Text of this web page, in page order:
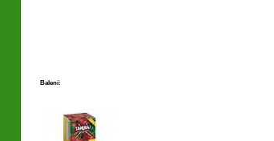
Balení: